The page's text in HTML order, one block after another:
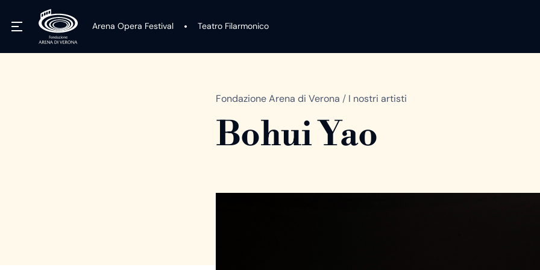
Arena Opera Festival Teatro Filarmonico
Fondazione Arena di Verona / I nostri artisti
Bohui Yao